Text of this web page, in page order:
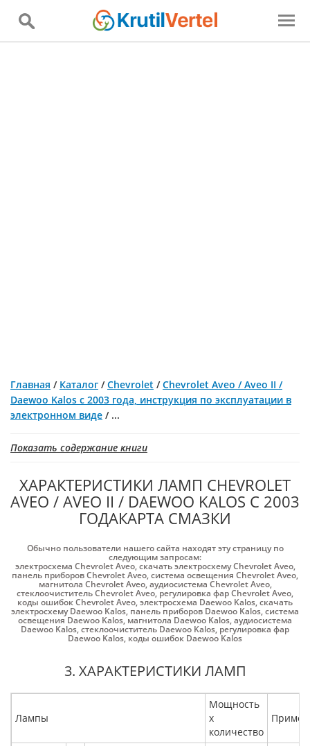
Главная / Каталог /Chevrolet /Chevrolet Aveo / Aveo II /
Daewoo Kalos с 2003 года, инструкция по эксплуатации в
электронном виде / ...
Показать содержание книги
ХАРАКТЕРИСТИКИ ЛАМП CHEVROLET
AVEO / AVEO II / DAEWOO KALOS С 2003
ГОДАКАРТА СМАЗКИ
Обычно пользователи нашего сайта находят эту страницу по
следующим запросам:
электросхема Chevrolet Aveo,скачать электросхему Chevrolet Aveo,
панель приборов Chevrolet Aveo,система освещения Chevrolet Aveo,
магнитола Chevrolet Aveo,аудиосистема Chevrolet Aveo,
стеклоочиститель Chevrolet Aveo, регулировка фар Chevrolet Aveo,
коды ошибок Chevrolet Aveo,электросхема Daewoo Kalos,скачать
электросхему Daewoo Kalos, панель приборов Daewoo Kalos,система
освещения Daewoo Kalos, магнитола Daewoo Kalos,аудиосистема
Daewoo Kalos,стеклоочиститель Daewoo Kalos, регулировка фар
Daewoo Kalos, коды ошибок Daewoo Kalos
3. ХАРАКТЕРИСТИКИ ЛАМП
Лампы
Мощность
х
количество